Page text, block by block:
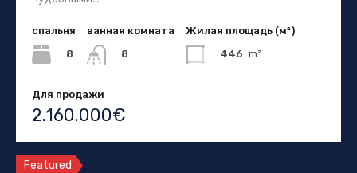
спальня
8
ванная комната
8
Жилая площадь (м²)
446 m²
Для продажи
2.160.000€
Featured